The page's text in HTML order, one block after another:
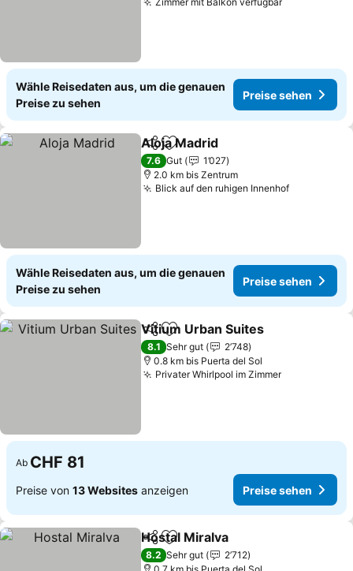
Wähle Reisedaten aus, um die genauen
Preise zu sehen
Preise sehen
TeilenZu Favoriten hinzufügen
Aloja Madrid
7.6 Gut
1’027
2.0 km bis Zentrum
Blick auf den ruhigen Innenhof
Wähle Reisedaten aus, um die genauen
Preise zu sehen
Preise sehen
TeilenZu Favoriten hinzufügen
Vitium Urban Suites
8.1 Sehr gut
2’748
0.8 km bis Puerta del Sol
Privater Whirlpool im Zimmer
Ab CHF 81
Preise von 13 Websites anzeigen Preise sehen
TeilenZu Favoriten hinzufügen
Hostal Miralva
8.2 Sehr gut
2’712